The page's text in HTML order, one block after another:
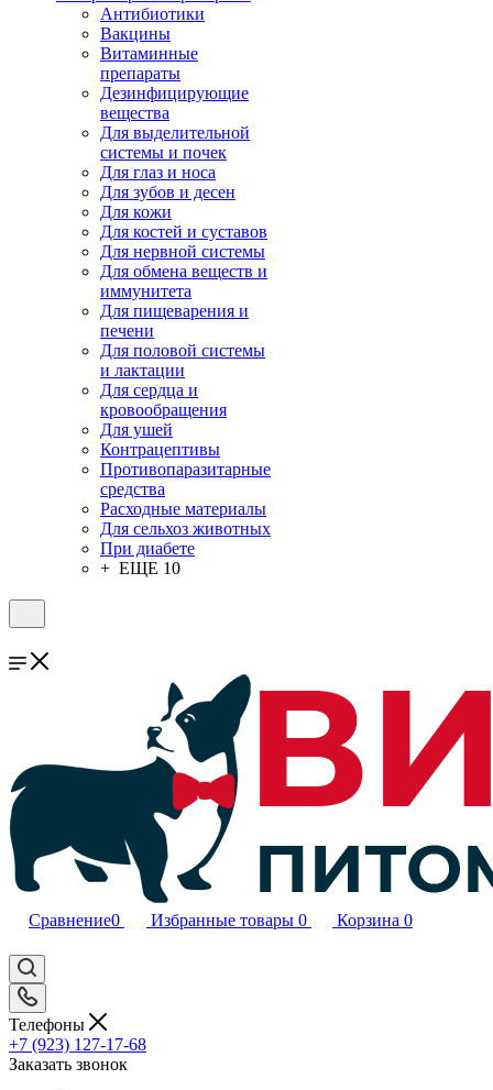
Антибиотики
Вакцины
Витаминные
препараты
Дезинфицирующие
вещества
Для выделительной
системы и почек
Для глаз и носа
Для зубов и десен
Для кожи
Для костей и суставов
Для нервной системы
Для обмена веществ и
иммунитета
Для пищеварения и
печени
Для половой системы
и лактации
Для сердца и
кровообращения
Для ушей
Контрацептивы
Противопаразитарные
средства
Расходные материалы
Для сельхоз животных
При диабете
+ ЕЩЕ 10
Сравнение0 Избранные товары 0 Корзина 0
Телефоны
+7 (923) 127-17-68
Заказать звонок